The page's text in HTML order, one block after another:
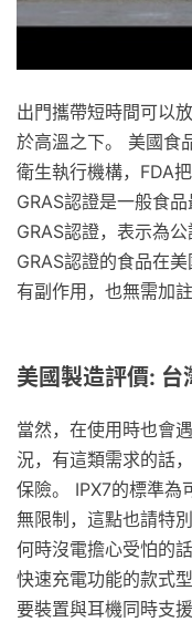
出門攜帶短時間可以
於高溫之下。 美國食
衛生執行機構，FDA
GRAS認證是一般食
GRAS認證，表示為
GRAS認證的食品在
有副作用，也無需加
美國製造評價: 台
當然，在使用時也會
況，有這類需求的話
保險。 IPX7的標準為
無限制，這點也請特
何時沒電擔心受怕的
快速充電功能的款式
要裝置與耳機同時支